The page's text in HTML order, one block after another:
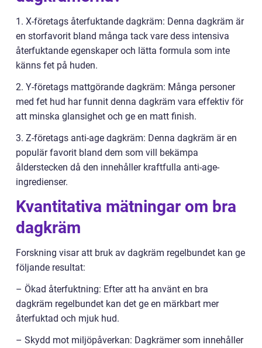
1. X-företags återfuktande dagkräm: Denna dagkräm är
en storfavorit bland många tack vare dess intensiva
återfuktande egenskaper och lätta formula som inte
känns fet på huden.
2. Y-företags mattgörande dagkräm: Många personer
med fet hud har funnit denna dagkräm vara effektiv för
att minska glansighet och ge en matt finish.
3. Z-företags anti-age dagkräm: Denna dagkräm är en
populär favorit bland dem som vill bekämpa
ålderstecken då den innehåller kraftfulla anti-age-
ingredienser.
Kvantitativa mätningar om bra
dagkräm
Forskning visar att bruk av dagkräm regelbundet kan ge
följande resultat:
– Ökad återfuktning: Efter att ha använt en bra
dagkräm regelbundet kan det ge en märkbart mer
återfuktad och mjuk hud.
– Skydd mot miljöpåverkan: Dagkrämer som innehåller